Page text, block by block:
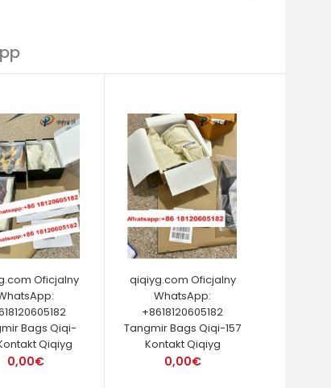
Oficjalny
Bags Qiqi-
Qiqiyg
0,00€
qiqiyg.com Oficjalny
WhatsApp:
+8618120605182
Tangmir Bags Qiqi-157
Kontakt Qiqiyg
0,00€